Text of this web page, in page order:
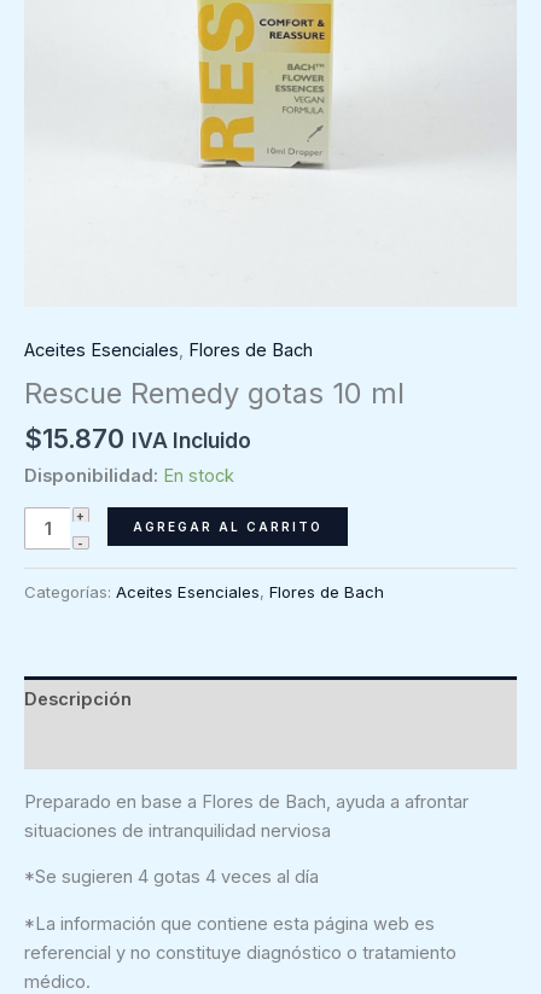
Aceites Esenciales, Flores de Bach
Rescue Remedy gotas 10 ml
$15.870 IVA Incluido
Disponibilidad: En stock
Rescue
Remedy
AGREGAR AL CARRITO
Categorías: Aceites Esenciales, Flores de Bach
Descripción
Preparado en base a Flores de Bach, ayuda a afrontar
situaciones de intranquilidad nerviosa
*Se sugieren 4 gotas 4 veces al día
*La información que contiene esta página web es
referencial y no constituye diagnóstico o tratamiento
médico.